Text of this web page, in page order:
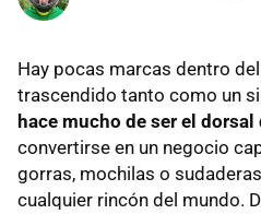
Hay pocas marcas dentro
trascendido tanto como un
hace mucho de ser el
convertirse en un negocio
gorras, mochilas o
cualquier rincón del mundo.